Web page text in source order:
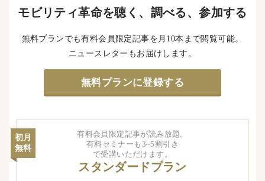
モビリティ革命を聴く、調べる、参加する
無料プランでも有料会員限定記事を月10本まで閲覧可能。
ニュースレターもお届けします。
無料プランに登録する
有料会員限定記事が読み放題。
有料セミナーも3~5割引き
で受講いただけます。
初月
無料
スタンダードプラン